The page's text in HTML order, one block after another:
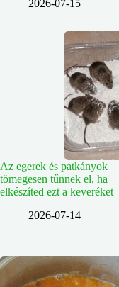
2026-07-15
Az egerek és patkányok
tömegesen tűnnek el, ha
elkészíted ezt a keveréket
2026-07-14